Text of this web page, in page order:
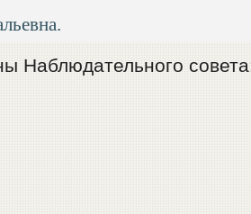
Наблюдательного